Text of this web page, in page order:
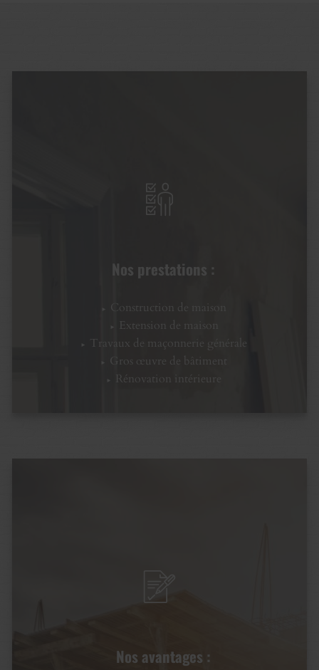
Nos prestations :
Construction de maison
Extension de maison
Travaux de maçonnerie générale
Gros œuvre de bâtiment
Rénovation intérieure
Nos avantages :